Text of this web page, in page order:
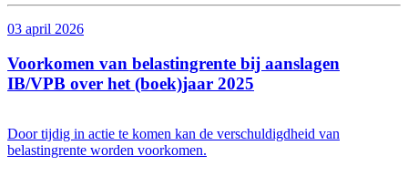
03 april 2026
Voorkomen van belastingrente bij aanslagen
IB/VPB over het (boek)jaar 2025
Door tijdig in actie te komen kan de verschuldigdheid van
belastingrente worden voorkomen.